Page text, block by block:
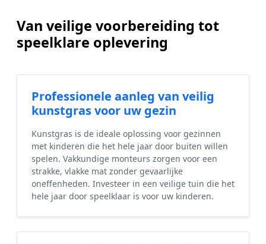
Van veilige voorbereiding tot
speelklare oplevering
Professionele aanleg van veilig
kunstgras voor uw gezin
Kunstgras is de ideale oplossing voor gezinnen
met kinderen die het hele jaar door buiten willen
spelen. Vakkundige monteurs zorgen voor een
strakke, vlakke mat zonder gevaarlijke
oneffenheden. Investeer in een veilige tuin die het
hele jaar door speelklaar is voor uw kinderen.